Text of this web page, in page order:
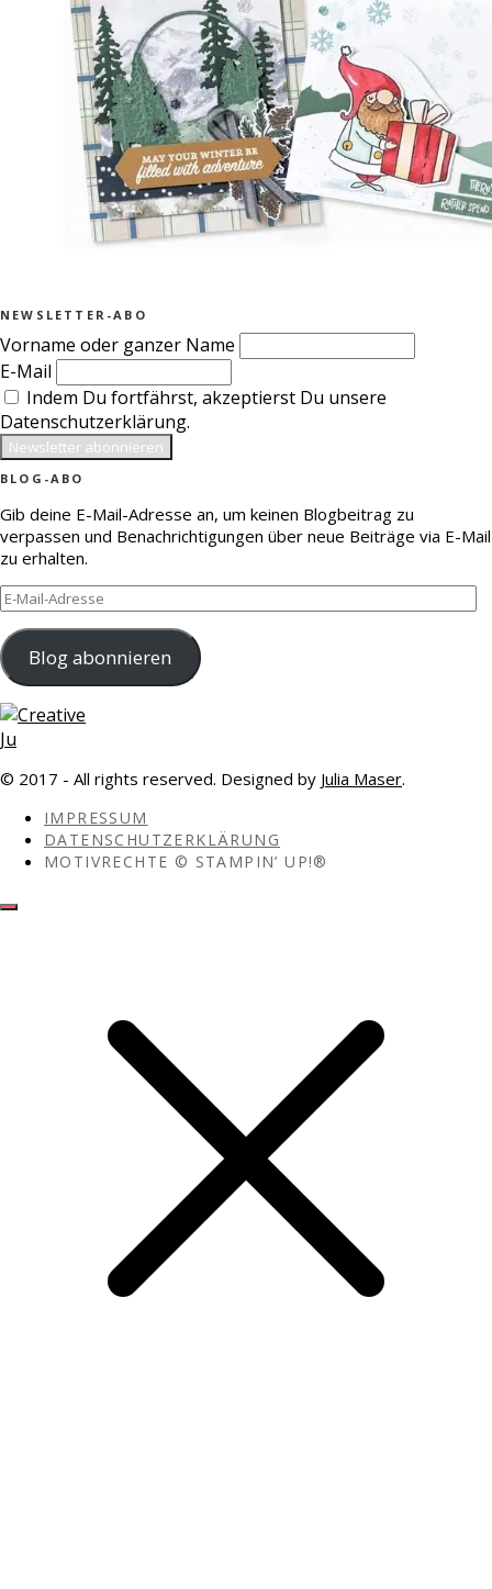
NEWSLETTER-ABO
Vorname oder ganzer Name
E-Mail
Indem Du fortfährst, akzeptierst Du unsere
Datenschutzerklärung.
BLOG-ABO
Gib deine E-Mail-Adresse an, um keinen Blogbeitrag zu
verpassen und Benachrichtigungen über neue Beiträge via E-Mail
zu erhalten.
E-
Mail-
Adresse
Blog abonnieren
© 2017 - All rights reserved. Designed by Julia Maser.
IMPRESSUM
DATENSCHUTZERKLÄRUNG
MOTIVRECHTE © STAMPIN’ UP!®